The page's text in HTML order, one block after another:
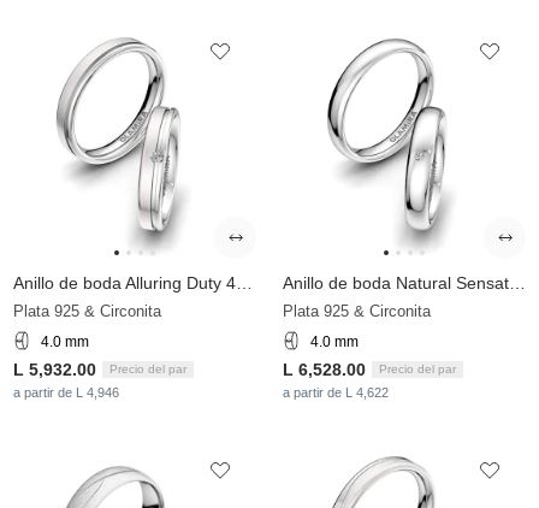
Plata 925 & Circonita
4.0 mm
L 5,932.00 Precio del par
a partir de L 4,946
Plata 925 & Circonita
4.0 mm
L 6,528.00 Precio del par
a partir de L 4,622